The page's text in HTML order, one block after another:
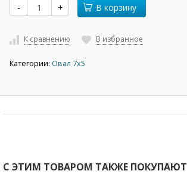
- + В корзину
К сравнению В избранное
Категории: Овал 7х5
С ЭТИМ ТОВАРОМ ТАКЖЕ ПОКУПАЮТ